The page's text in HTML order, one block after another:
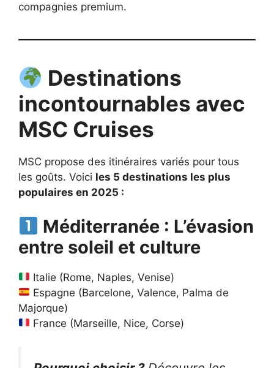
compagnies premium.
Destinations
incontournables avec
MSC Cruises
MSC propose des itinéraires variés pour tous
les goûts. Voici les 5 destinations les plus
populaires en 2025 :
Méditerranée : L’évasion
entre soleil et culture
Italie (Rome, Naples, Venise)
Espagne (Barcelone, Valence, Palma de
Majorque)
France (Marseille, Nice, Corse)